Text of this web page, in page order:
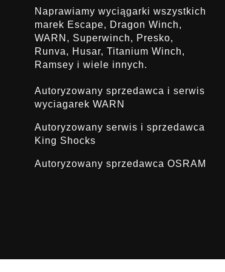
Naprawiamy wyciągarki wszystkich
marek Escape, Dragon Winch,
WARN, Superwinch, Presko,
Runva, Husar, Titanium Winch,
Ramsey i wiele innych.
Autoryzowany sprzedawca i serwis
wyciagarek WARN
Autoryzowany serwis i sprzedawca
King Shocks
Autoryzowany sprzedawca OSRAM